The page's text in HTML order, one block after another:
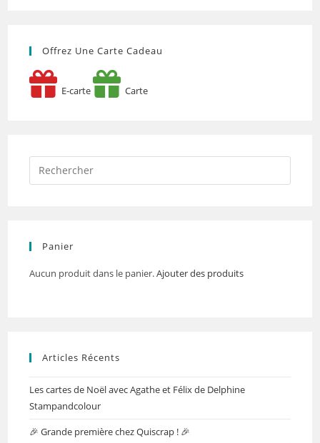
Offrez Une Carte Cadeau
E-carte Carte
Panier
Aucun produit dans le panier.Ajouter des produits
Articles Récents
Les cartes de Noël avec Agathe et Félix de Delphine
Stampandcolour
🎉 Grande première chez Quiscrap ! 🎉